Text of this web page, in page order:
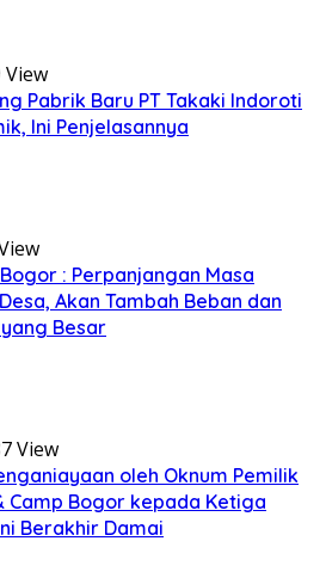
View
Pabrik Baru PT Takaki Indoroti
Ini Penjelasannya
: Perpanjangan Masa
Akan Tambah Beban dan
Besar
View
oleh Oknum Pemilik
Camp Bogor kepada Ketiga
Berakhir Damai